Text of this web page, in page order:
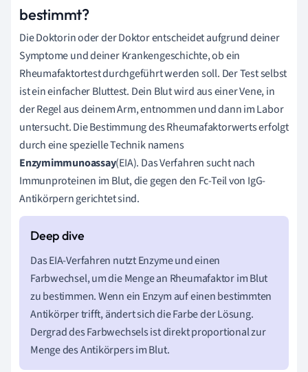
bestimmt?
Die Doktorin oder der Doktor entscheidet aufgrund deiner
Symptome und deiner Krankengeschichte, ob ein
Rheumafaktortest durchgeführt werden soll. Der Test selbst
ist ein einfacher Bluttest. Dein Blut wird aus einer Vene, in
der Regel aus deinem Arm, entnommen und dann im Labor
untersucht. Die Bestimmung des Rheumafaktorwerts erfolgt
durch eine spezielle Technik namens
Enzymimmunoassay(EIA). Das Verfahren sucht nach
Immunproteinen im Blut, die gegen den Fc-Teil von IgG-
Antikörpern gerichtet sind.
Das EIA-Verfahren nutzt Enzyme und einen
Farbwechsel, um die Menge an Rheumafaktor im Blut
zu bestimmen. Wenn ein Enzym auf einen bestimmten
Antikörper trifft, ändert sich die Farbe der Lösung.
Dergrad des Farbwechsels ist direkt proportional zur
Menge des Antikörpers im Blut.